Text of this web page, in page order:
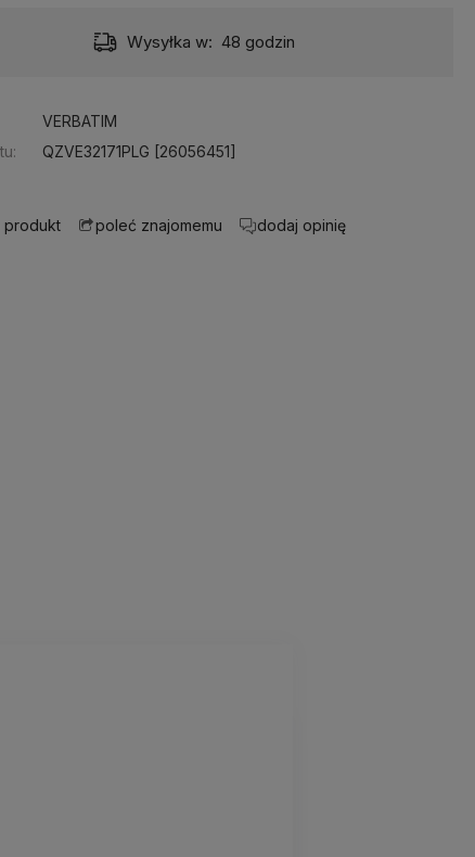
Wysyłka w: 48 godzin
VERBATIM
QZVE32171PLG [26056451]
produkt poleć znajomemu dodaj opinię